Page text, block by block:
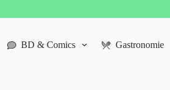
BD & Comics Gastronomie